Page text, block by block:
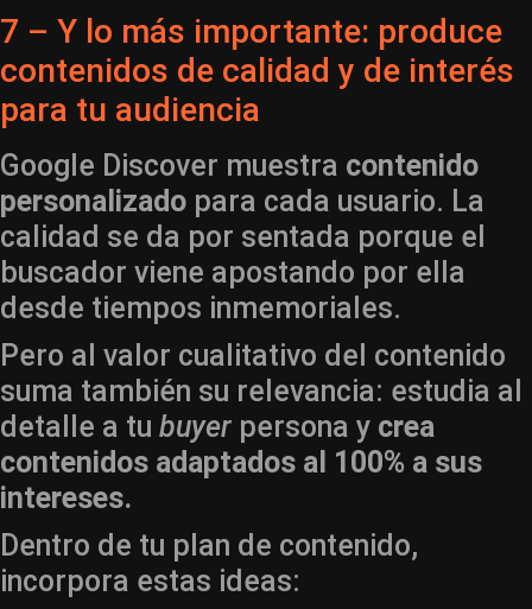
7 – Y lo más importante: produce
contenidos de calidad y de interés
para tu audiencia
Google Discover muestra contenido
personalizado para cada usuario. La
calidad se da por sentada porque el
buscador viene apostando por ella
desde tiempos inmemoriales.
Pero al valor cualitativo del contenido
suma también su relevancia: estudia al
detalle a tu buyer persona y crea
contenidos adaptados al 100% a sus
intereses.
Dentro de tu plan de contenido,
incorpora estas ideas: